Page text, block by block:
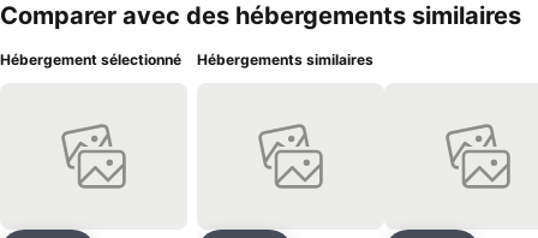
Comparer avec des hébergements similaires
Hébergement sélectionné Hébergements similaires